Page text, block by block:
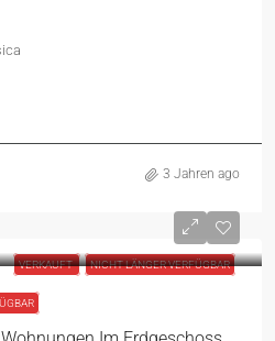
3 Jahren ago
VERKAUFT NICHT LÄNGER VERFÜGBAR